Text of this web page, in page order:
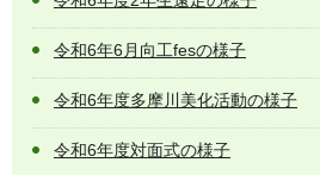
令和6年6月向工fesの様子
令和6年度多摩川美化活動の様子
令和6年度対面式の様子